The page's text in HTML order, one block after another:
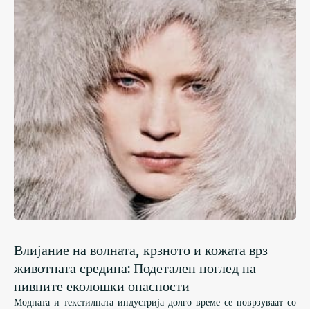
Влијание на волната, крзното и кожата врз
животната средина: Подетален поглед на
нивните еколошки опасности
Модната и текстилната индустрија долго време се поврзуваат со